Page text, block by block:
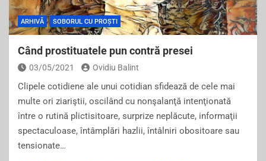
ARHIVĂ SOBORUL CU PROȘTI
Când prostituatele pun contră presei
03/05/2021 Ovidiu Balint
Clipele cotidiene ale unui cotidian sfidează de cele mai
multe ori ziariştii, oscilând cu nonşalanţă intenţionată
între o rutină plictisitoare, surprize neplăcute, informaţii
spectaculoase, întâmplări hazlii, întâlniri obositoare sau
tensionate…